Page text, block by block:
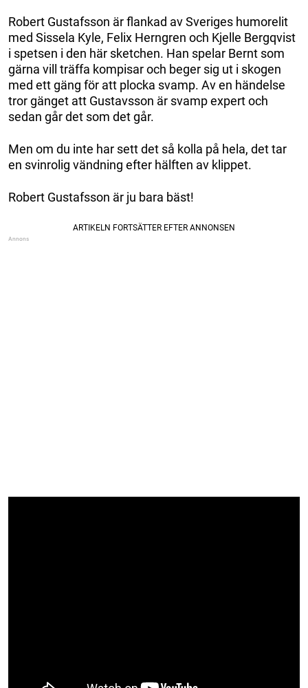
Robert Gustafsson är flankad av Sveriges humorelit
med Sissela Kyle, Felix Herngren och Kjelle Bergqvist
i spetsen i den här sketchen. Han spelar Bernt som
gärna vill träffa kompisar och beger sig ut i skogen
med ett gäng för att plocka svamp. Av en händelse
tror gänget att Gustavsson är svamp expert och
sedan går det som det går.
Men om du inte har sett det så kolla på hela, det tar
en svinrolig vändning efter hälften av klippet.
Robert Gustafsson är ju bara bäst!